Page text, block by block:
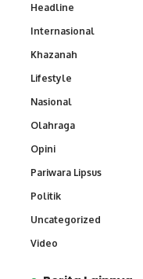
Headline
Internasional
Khazanah
Lifestyle
Nasional
Olahraga
Opini
Pariwara Lipsus
Politik
Uncategorized
Video